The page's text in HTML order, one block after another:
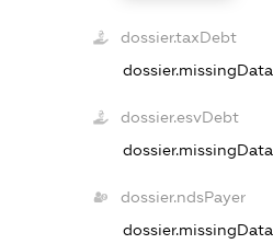
dossier.taxDebt
dossier.missingData
dossier.esvDebt
dossier.missingData
dossier.ndsPayer
dossier.missingData